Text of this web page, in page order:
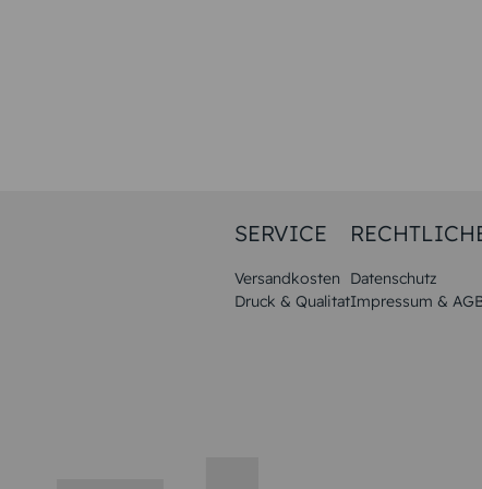
SERVICE
Versandkosten
Druck & Qualitat
Datenschutz
Impressum &